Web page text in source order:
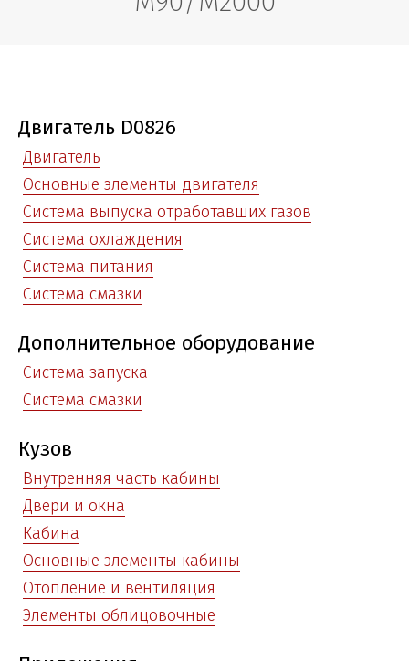
Двигатель D0826
Двигатель
Основные элементы двигателя
Система выпуска отработавших газов
Система охлаждения
Система питания
Система смазки
Дополнительное оборудование
Система запуска
Система смазки
Кузов
Внутренняя часть кабины
Двери и окна
Кабина
Основные элементы кабины
Отопление и вентиляция
Элементы облицовочные